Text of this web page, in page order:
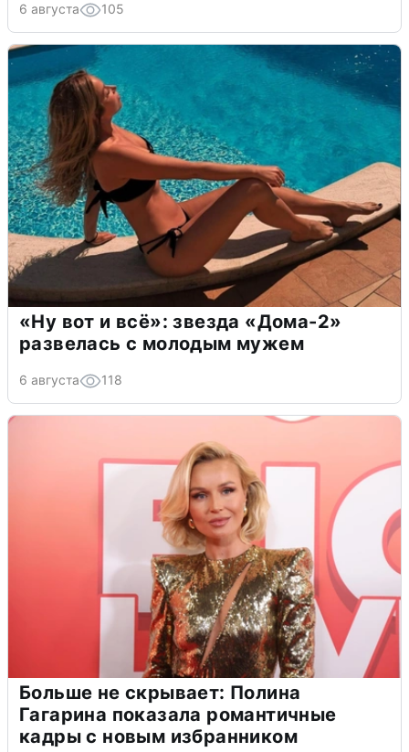
6 августа 105
«Ну вот и всё»: звезда «Дома-2»
развелась с молодым мужем
6 августа 118
Больше не скрывает: Полина
Гагарина показала романтичные
кадры с новым избранником